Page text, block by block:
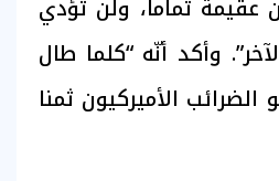
عقيمة تماما، ولن تؤدي
وأكد أنّه “كلما طال
الأميركيون ثمنا